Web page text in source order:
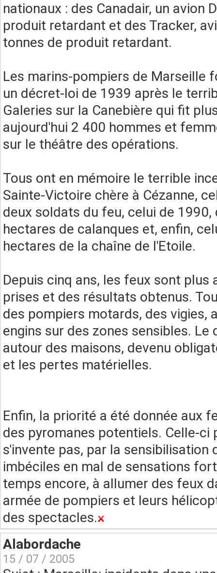
nationaux : des Canadair, un avion
produit retardant et des Tracker,
tonnes de produit retardant.
Les marins-pompiers de Marseille
un décret-loi de 1939 après le
Galeries sur la Canebière qui fit
aujourd'hui 2 400 hommes et
sur le théâtre des opérations.
Tous ont en mémoire le terrible
Sainte-Victoire chère à Cézanne,
deux soldats du feu, celui de
hectares de calanques et, enfin,
hectares de la chaîne de l'Etoile.
Depuis cinq ans, les feux sont
prises et des résultats obtenus.
des pompiers motards, des vigies,
engins sur des zones sensibles.
autour des maisons, devenu
et les pertes matérielles.
Enfin, la priorité a été donnée aux
des pyromanes potentiels. Celle-ci
s'invente pas, par la
imbéciles en mal de sensations
temps encore, à allumer des feux
armée de pompiers et leurs
des spectacles.
Alabordache
15 / 07 / 2005